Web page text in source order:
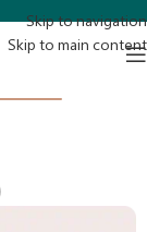
Skip to navigation
Skip to main content